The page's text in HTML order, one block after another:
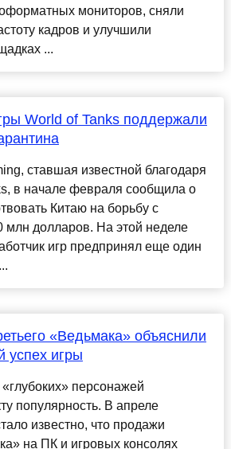
мониторов, сняли
кадров и улучшили
...
World of Tanks поддержали
ставшая известной благодаря
в начале февраля сообщила о
Китаю на борьбу с
млн долларов. На этой неделе
игр предпринял еще один
«Ведьмака» объяснили
успех игры
персонажей
популярность. В апреле
известно, что продажи
на ПК и игровых консолях